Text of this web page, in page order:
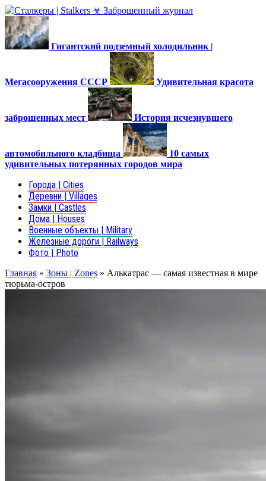
Гигантский подземный холодильник |
Мегасооружения СССР Удивительная красота
заброшенных мест История исчезнувшего
автомобильного кладбища
10 самых
удивительных потерянных городов мира
Города | Cities
Деревни | Villages
Замки | Castles
Дома | Houses
Военные объекты | Military
Железные дороги | Railways
Фото | Photo
Главная » Зоны | Zones » Алькатрас — самая известная в мире
тюрьма-остров